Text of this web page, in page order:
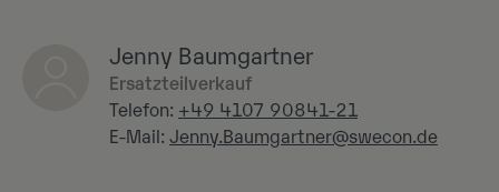
Jenny Baumgartner
Ersatzteilverkauf
Telefon: +49 4107 90841-21
E-Mail: Jenny.Baumgartner@swecon.de